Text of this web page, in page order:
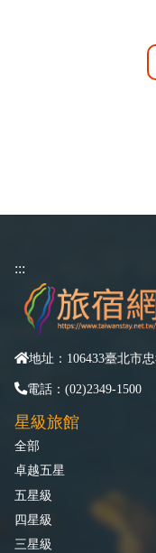
:::
地址：106433臺北市
電話：(02)2349-1500
星級旅館
全部
卓越五星
五星級
四星級
三星級